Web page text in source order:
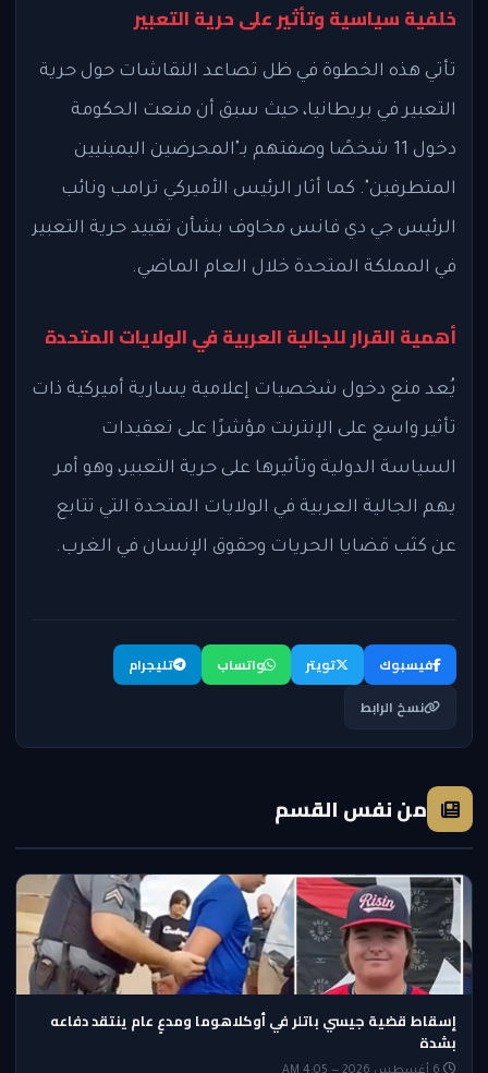
خلفية سياسية وتأثير على حرية التعبير
تأتي هذه الخطوة في ظل تصاعد النقاشات حول حرية
التعبير في بريطانيا، حيث سبق أن منعت الحكومة
دخول 11 شخصًا وصفتهم بـ"المحرضين اليمينيين
المتطرفين". كما أثار الرئيس الأميركي ترامب ونائب
الرئيس جي دي فانس مخاوف بشأن تقييد حرية التعبير
في المملكة المتحدة خلال العام الماضي.
أهمية القرار للجالية العربية في الولايات المتحدة
يُعد منع دخول شخصيات إعلامية يسارية أميركية ذات
تأثير واسع على الإنترنت مؤشرًا على تعقيدات
السياسة الدولية وتأثيرها على حرية التعبير، وهو أمر
يهم الجالية العربية في الولايات المتحدة التي تتابع
عن كثب قضايا الحريات وحقوق الإنسان في الغرب.
فيسبوك تويتر واتساب
تليجرام
نسخ الرابط
من نفس القسم
إسقاط قضية جيسي باتلر في أوكلاهوما ومدعٍ عام ينتقد دفاعه
بشدة